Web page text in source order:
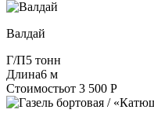
Валдай
Г/П5 тонн
Длина6 м
Стоимостьот 3 500 Р